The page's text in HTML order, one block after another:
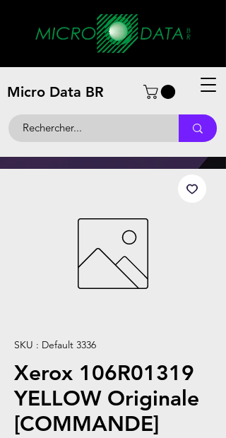
Micro Data BR
SKU : Default 3336
Xerox 106R01319
YELLOW Originale
[COMMANDE]